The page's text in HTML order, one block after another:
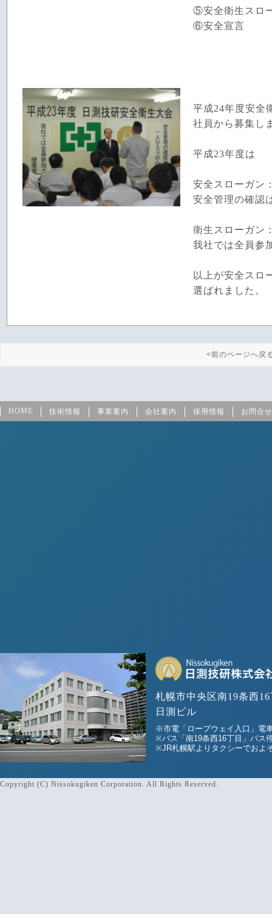
⑤安全衛生スロ
⑥安全宣言
平成24年度安全
社員から募集し
平成23年度は
安全スローガン
安全管理の確認
衛生スローガン
我社では全員参
以上が安全スロ
選ばれました。
<前のページへ戻
HOME 技術情報 事業案内 会社案内 採用情報 お問合せ
札幌市中央区南19条西
日測ビル
※市電「ロープウェイ入口」電
※バス「南19条西16丁目」バス
※JR札幌駅よりタクシーでおよ
Copyright (C) Nissokugiken Corporation. All Rights Reserved.